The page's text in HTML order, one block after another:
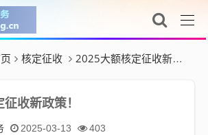
核定征收 2025大额核定征收新政策！
收新政策！
2025-03-13 403